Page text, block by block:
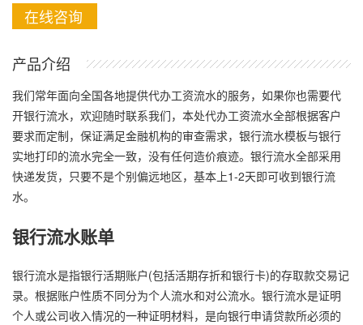
在线咨询
产品介绍
我们常年面向全国各地提供代办工资流水的服务，如果你也需要代
开银行流水，欢迎随时联系我们，本处代办工资流水全部根据客户
要求而定制，保证满足金融机构的审查需求，银行流水模板与银行
实地打印的流水完全一致，没有任何造价痕迹。银行流水全部采用
快递发货，只要不是个别偏远地区，基本上1-2天即可收到银行流
水。
银行流水账单
银行流水是指银行活期账户(包括活期存折和银行卡)的存取款交易记
录。根据账户性质不同分为个人流水和对公流水。银行流水是证明
个人或公司收入情况的一种证明材料，是向银行申请贷款所必须的